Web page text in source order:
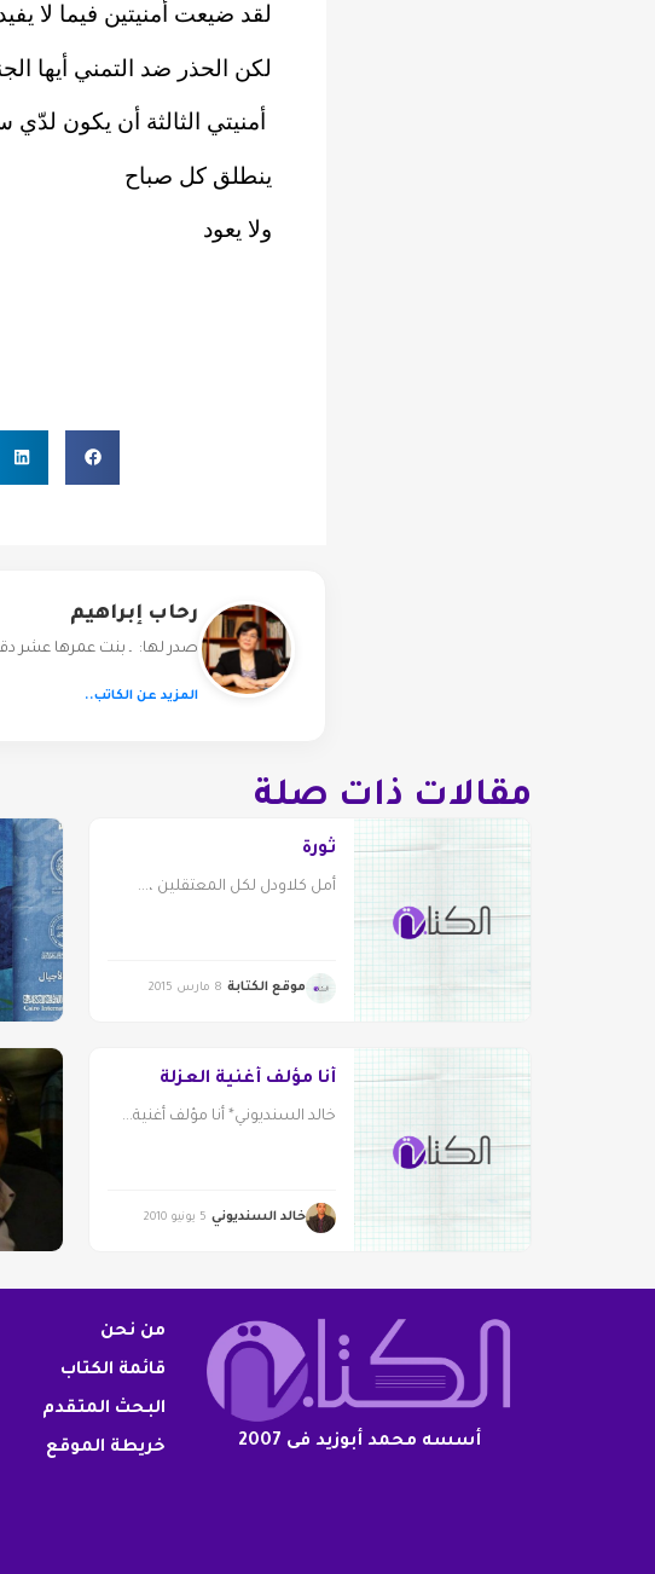
لقد ضيعت أمنيتين فيما لا
لكن الحذر ضد التمني أيها
أمنيتي الثالثة أن يكون
ينطلق كل صباح
ولا يعود
رحاب إبراهيم
صدر لها: ـ بنت عمرها عشر
المزيد عن الكاتب..
مقالات ذات صلة
ثورة
أمل كلاودل لكل المعتقلين ،...
موقع الكتابة 8 مارس 2015
أنا مؤلف أغنية العزلة
خالد السنديوني* أنا مؤلف أغنية...
خالد السنديوني 5 يونيو 2010
أسسه محمد أبوزيد فى 2007
من نحن
قائمة الكتاب
البحث المتقدم
خريطة الموقع